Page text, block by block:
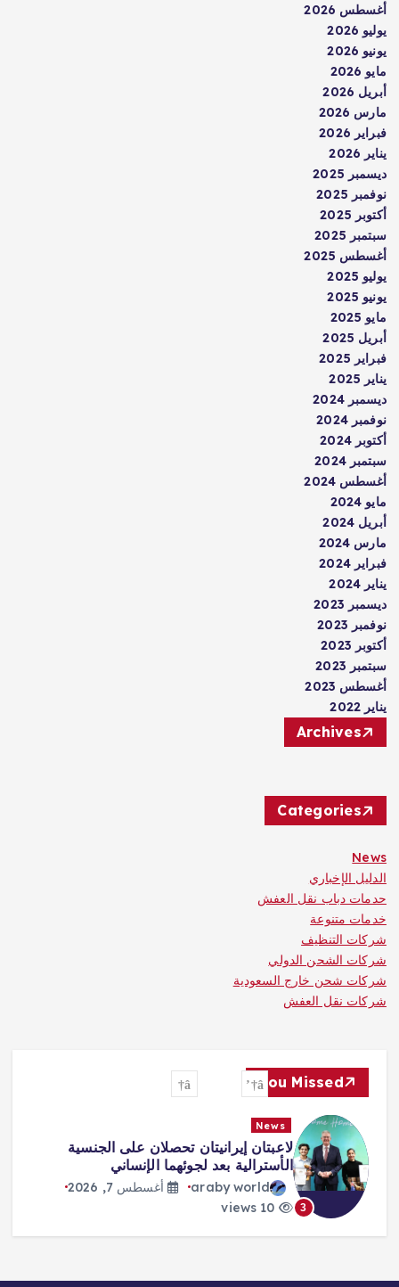
أغسطس 2026
يوليو 2026
يونيو 2026
مايو 2026
أبريل 2026
مارس 2026
فبراير 2026
يناير 2026
ديسمبر 2025
نوفمبر 2025
أكتوبر 2025
سبتمبر 2025
أغسطس 2025
يوليو 2025
يونيو 2025
مايو 2025
أبريل 2025
فبراير 2025
يناير 2025
ديسمبر 2024
نوفمبر 2024
أكتوبر 2024
سبتمبر 2024
أغسطس 2024
مايو 2024
أبريل 2024
مارس 2024
فبراير 2024
يناير 2024
ديسمبر 2023
نوفمبر 2023
أكتوبر 2023
سبتمبر 2023
أغسطس 2023
يناير 2022
Archives
Categories
News
الدليل الإخباري
حدمات دباب نقل العفش
خدمات متنوعة
شركات التنظيف
شركات الشحن الدولي
شركات شحن خارج السعودية
شركات نقل العفش
You Missed
4
News
طرابزون يكتب صفحة جديدة مع صلاح…
استقبال أسطوري وشغف لا يوصف
araby world
أغسطس 7, 2026